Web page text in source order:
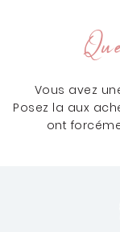
Vous avez
Posez la aux
ont